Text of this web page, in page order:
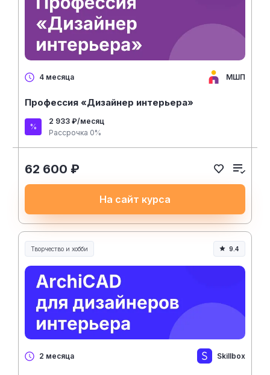
4 месяца МШП
Профессия «Дизайнер интерьера»
2 933 ₽/месяц
Рассрочка 0%
62 600 ₽
На сайт курса
Творчество и хобби
Творчество, контент и хобби
9.4
2 месяца Skillbox